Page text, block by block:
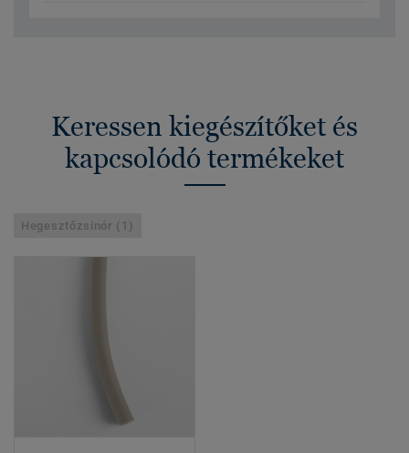
Keressen kiegészítőket és
kapcsolódó termékeket
Hegesztőzsinór (1)